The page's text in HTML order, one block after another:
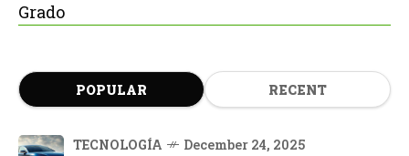
Grado
POPULAR RECENT
TECNOLOGÍA December 24, 2025